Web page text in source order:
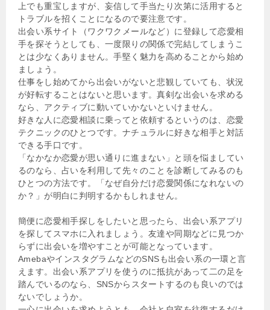
上でも重宝しますが、妄信して手当たり次第に活用すると
トラブルを招くことになるので要注意です。
出会い系サイト（ワクワクメールなど）に登録して恋愛相
手を探そうとしても、一度限りの関係で完結してしまうこ
とは少なくありません。手堅く魅力を高めることから始め
ましょう。
仕事をし始めてから出会いがないと悲観していても、状況
が好転することはないと思います。真剣な出会いを求める
なら、アクティブに動いていかないといけません。
好きな人に恋愛相談に乗ってと依頼するというのは、恋愛
テクニックのひとつです。ナチュラルに好きな相手と対話
できる手口です。
「なかなか恋愛が思い通りに進まない」と頭を悩ましてい
るのなら、占いを利用して先々のことを診断してみるのも
ひとつの方法です。「なぜ自分だけ恋愛関係になれないの
か？」が明白に判明するかもしれません。
簡便に恋愛相手探しをしたいと思ったら、出会い系アプリ
を探してスマホに入れましょう。友達や同期などに見つか
らずに出会いを増やすことが可能となっています。
AmebaやインスタグラムなどのSNSも出会い系の一環と言
えます。出会い系アプリを使うのに抵抗があって二の足を
踏んでいるのなら、SNSからスタートするのも良いのでは
ないでしょうか。